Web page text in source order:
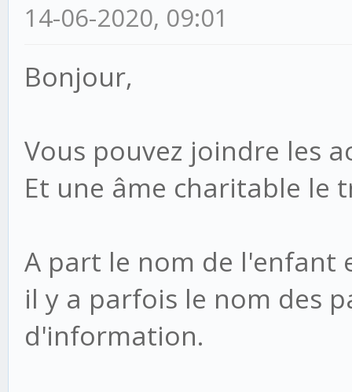
14-06-2020, 09:01
Bonjour,
Vous pouvez joindre les
Et une âme charitable le
A part le nom de l'enfant
il y a parfois le nom des
d'information.